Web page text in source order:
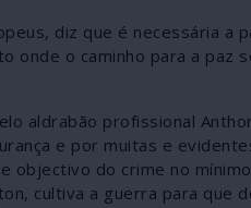
diz que é necessária a
onde o caminho para a paz
aldrabão profissional
e por muitas e
objectivo do crime no
cultiva a guerra para que